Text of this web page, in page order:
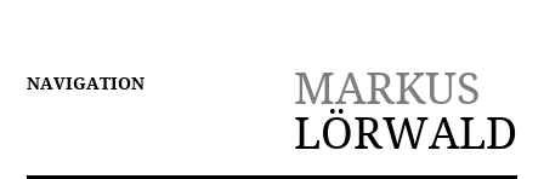
MARKUS
LÖRWALD
NAVIGATION